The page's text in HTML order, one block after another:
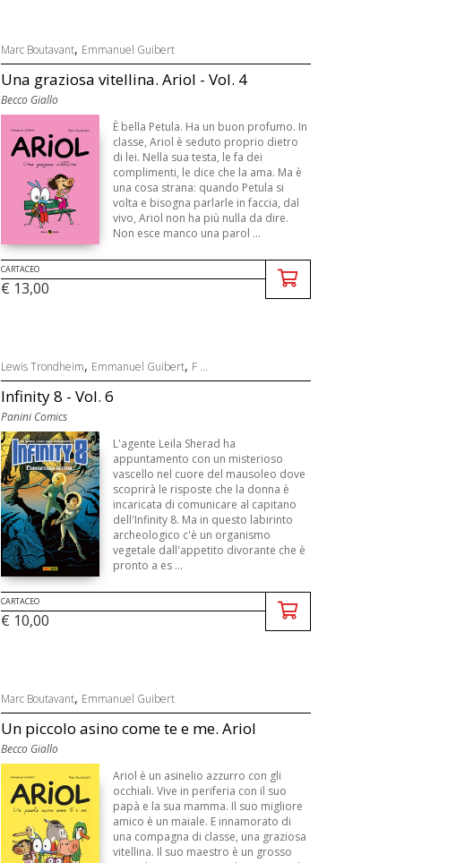
Marc Boutavant, Emmanuel Guibert
Una graziosa vitellina. Ariol - Vol. 4
Becco Giallo
È bella Petula. Ha un buon profumo. In
classe, Ariol è seduto proprio dietro
di lei. Nella sua testa, le fa dei
complimenti, le dice che la ama. Ma è
una cosa strana: quando Petula si
volta e bisogna parlarle in faccia, dal
vivo, Ariol non ha più nulla da dire.
Non esce manco una parol ...
CARTACEO
€ 13,00
Lewis Trondheim, Emmanuel Guibert, F ...
Infinity 8 - Vol. 6
Panini Comics
L'agente Leila Sherad ha
appuntamento con un misterioso
vascello nel cuore del mausoleo dove
scoprirà le risposte che la donna è
incaricata di comunicare al capitano
dell'Infinity 8. Ma in questo labirinto
archeologico c'è un organismo
vegetale dall'appetito divorante che è
pronto a es ...
CARTACEO
€ 10,00
Marc Boutavant, Emmanuel Guibert
Un piccolo asino come te e me. Ariol
Becco Giallo
Ariol è un asinelio azzurro con gli
occhiali. Vive in periferia con il suo
papà e la sua mamma. Il suo migliore
amico è un maiale. E innamorato di
una compagna di classe, una graziosa
vitellina. Il suo maestro è un grosso